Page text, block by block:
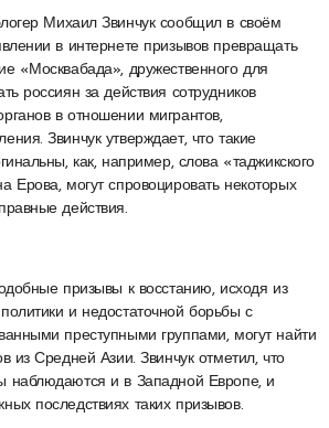
в интернете призывов превращать
«Москвабада», дружественного для
россиян за действия сотрудников
в отношении мигрантов,
Звинчук утверждает, что такие
как, например, слова «таджикского
Ерова, могут спровоцировать некоторых
действия.
призывы к восстанию, исходя из
и недостаточной борьбы с
преступными группами, могут найти
из Средней Азии. Звинчук отметил, что
наблюдаются и в Западной Европе, и
последствиях таких призывов.